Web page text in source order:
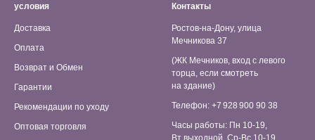
условия
Доставка
Оплата
Возврат и Обмен
Гарантии
Рекомендации по уходу
Оптовая торговля
Контакты
Ростов-на-Дону, улица
Мечникова 37
(ЖК Мечников, вход с левого
торца, если смотреть
на здание)
Телефон: +7 928 900 90 38
Часы работы: Пн 10-19,
Вт выходной, Ср-Вс 10-19